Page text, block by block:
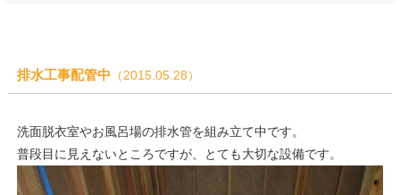
排水工事配管中 （2015.05.28）
洗面脱衣室やお風呂場の排水管を組み立て中です。
普段目に見えないところですが、とても大切な設備です。